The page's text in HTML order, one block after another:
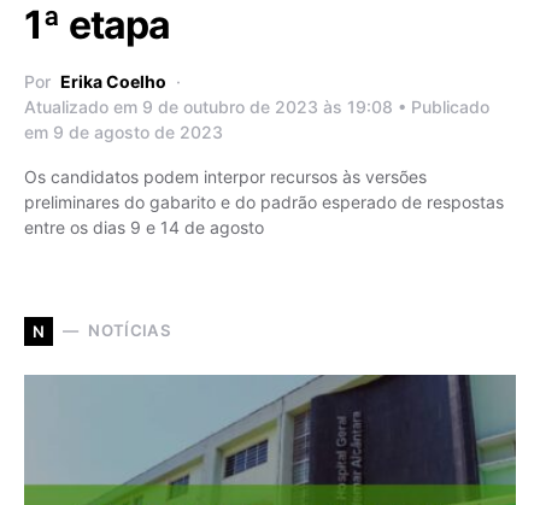
1ª etapa
Por Erika Coelho
Atualizado em 9 de outubro de 2023 às 19:08 • Publicado
em 9 de agosto de 2023
Os candidatos podem interpor recursos às versões
preliminares do gabarito e do padrão esperado de respostas
entre os dias 9 e 14 de agosto
N NOTÍCIAS